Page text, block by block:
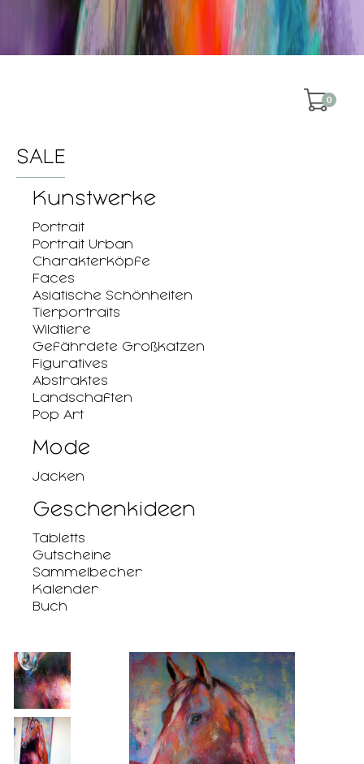
0
SALE
Kunstwerke
Portrait
Portrait Urban
Charakterköpfe
Faces
Asiatische Schönheiten
Tierportraits
Wildtiere
Gefährdete Großkatzen
Figuratives
Abstraktes
Landschaften
Pop Art
Mode
Jacken
Geschenkideen
Tabletts
Gutscheine
Sammelbecher
Kalender
Buch